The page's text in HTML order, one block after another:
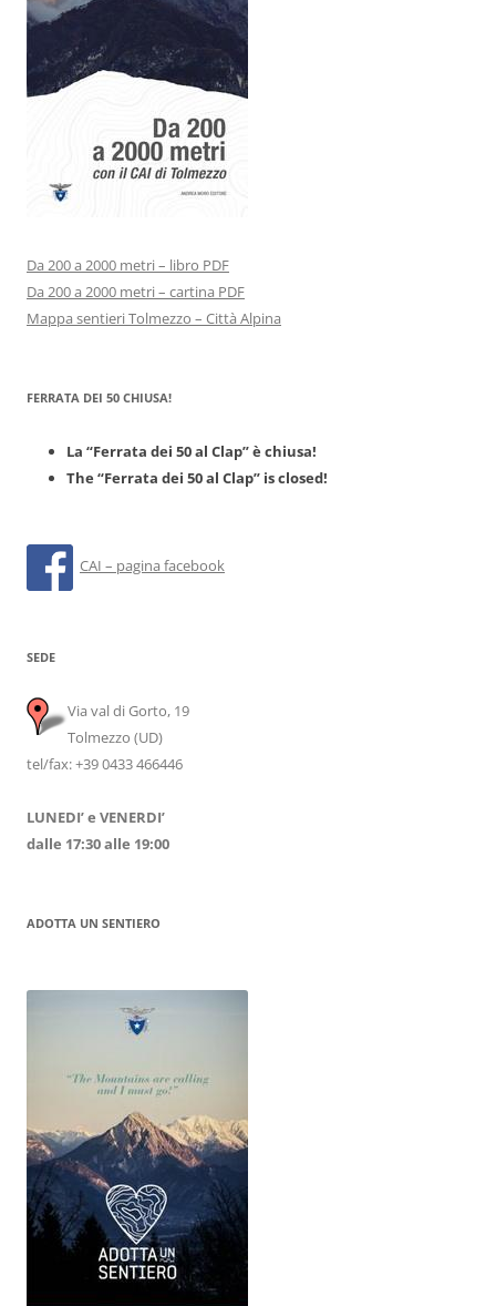
Da 200 a 2000 metri – libro PDF
Da 200 a 2000 metri – cartina PDF
Mappa sentieri Tolmezzo – Città Alpina
FERRATA DEI 50 CHIUSA!
La “Ferrata dei 50 al Clap” è chiusa!
The “Ferrata dei 50 al Clap” is closed!
CAI – pagina facebook
SEDE
Via val di Gorto, 19
Tolmezzo (UD)
tel/fax: +39 0433 466446
LUNEDI’ e VENERDI’
dalle 17:30 alle 19:00
ADOTTA UN SENTIERO